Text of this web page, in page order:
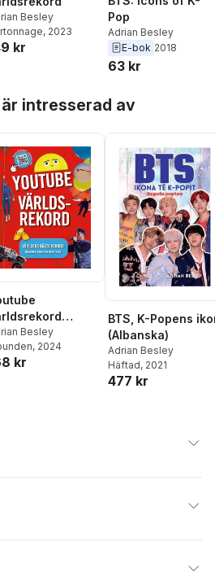
Besley
, 2023
kr
Pop
Adrian Besley
E-bok 2018
63 kr
intresserad av
2024)
Besley
, 2024
kr
BTS, K-Popens
(Albanska)
Adrian Besley
Häftad, 2021
477 kr